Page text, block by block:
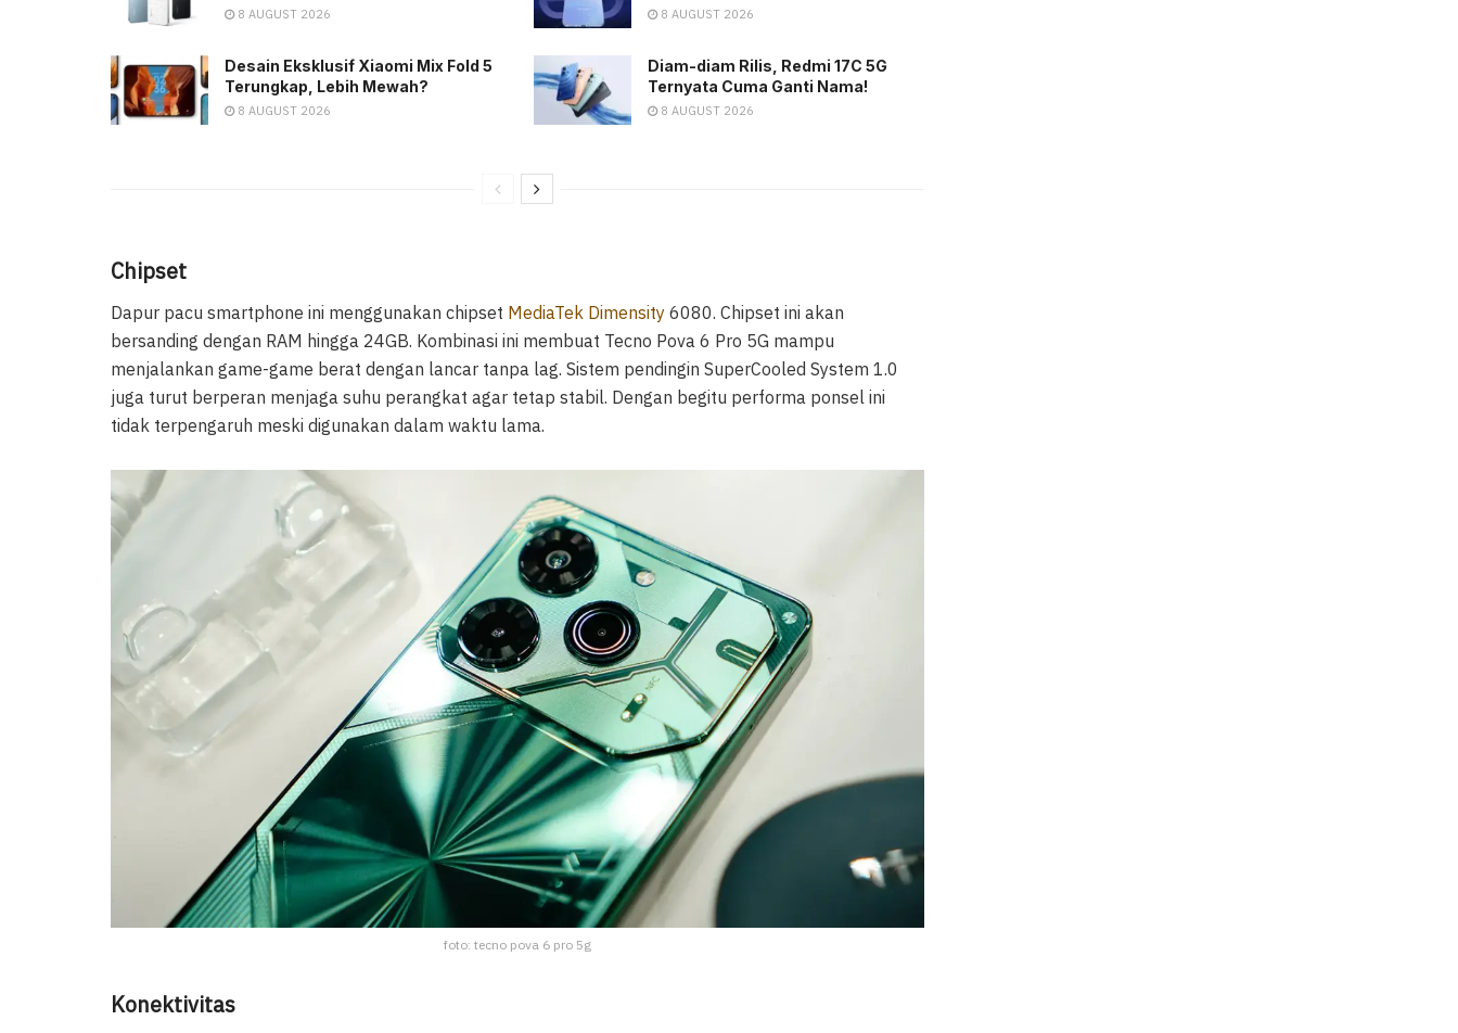
8 AUGUST 2026 8 AUGUST 2026
Desain Eksklusif Xiaomi Mix Fold 5
Terungkap, Lebih Mewah?
8 AUGUST 2026
Diam-diam Rilis, Redmi 17C 5G
Ternyata Cuma Ganti Nama!
8 AUGUST 2026
Chipset
Dapur pacu smartphone ini menggunakan chipset MediaTek Dimensity 6080. Chipset ini akan
bersanding dengan RAM hingga 24GB. Kombinasi ini membuat Tecno Pova 6 Pro 5G mampu
menjalankan game-game berat dengan lancar tanpa lag. Sistem pendingin SuperCooled System 1.0
juga turut berperan menjaga suhu perangkat agar tetap stabil. Dengan begitu performa ponsel ini
tidak terpengaruh meski digunakan dalam waktu lama.
foto: tecno pova 6 pro 5g
Konektivitas